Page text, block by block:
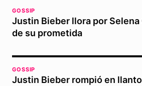
GOSSIP
Justin Bieber llora por
de su prometida
GOSSIP
Justin Bieber rompió en